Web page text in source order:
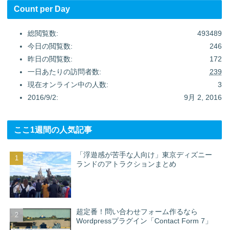
Count per Day
493489
総閲覧数:
246
今日の閲覧数:
172
昨日の閲覧数:
239
一日あたりの訪問者数:
3
現在オンライン中の人数:
9月 2, 2016
2016/9/2:
ここ1週間の人気記事
「浮遊感が苦手な人向け」東京ディズニー
ランドのアトラクションまとめ
超定番！問い合わせフォーム作るなら
Wordpressプラグイン「Contact Form 7」